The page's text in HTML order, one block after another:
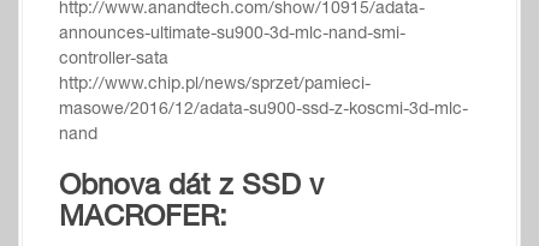
http://www.anandtech.com/show/10915/adata-
announces-ultimate-su900-3d-mlc-nand-smi-
controller-sata
http://www.chip.pl/news/sprzet/pamieci-
masowe/2016/12/adata-su900-ssd-z-koscmi-3d-mlc-
nand
Obnova dát z SSD v
MACROFER: